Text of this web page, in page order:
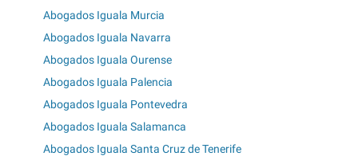
Abogados Iguala Murcia
Abogados Iguala Navarra
Abogados Iguala Ourense
Abogados Iguala Palencia
Abogados Iguala Pontevedra
Abogados Iguala Salamanca
Abogados Iguala Santa Cruz de Tenerife